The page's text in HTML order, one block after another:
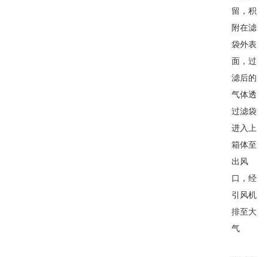
留，积
附在滤
袋外表
面，过
滤后的
气体透
过滤袋
进入上
箱体至
出风
口，经
引风机
排至大
气